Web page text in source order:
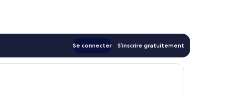
Se connecter S’inscrire gratuitement